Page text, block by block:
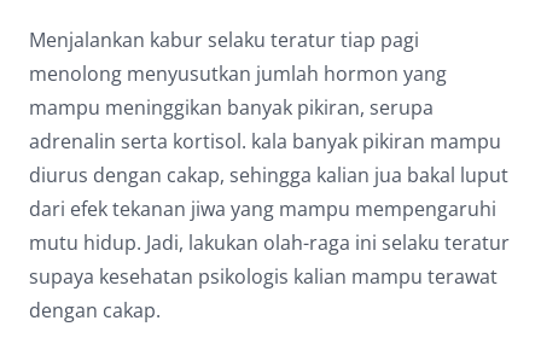
Menjalankan kabur selaku teratur tiap pagi
menolong menyusutkan jumlah hormon yang
mampu meninggikan banyak pikiran, serupa
adrenalin serta kortisol. kala banyak pikiran mampu
diurus dengan cakap, sehingga kalian jua bakal luput
dari efek tekanan jiwa yang mampu mempengaruhi
mutu hidup. Jadi, lakukan olah-raga ini selaku teratur
supaya kesehatan psikologis kalian mampu terawat
dengan cakap.